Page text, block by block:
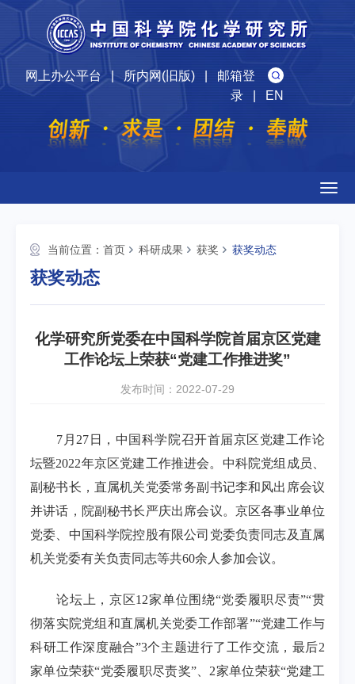
网上办公平台|所内网(旧版)| 邮箱登
录| EN
当前位置： 首页 科研成果 获奖 获奖动态
获奖动态
化学研究所党委在中国科学院首届京区党建
工作论坛上荣获“党建工作推进奖”
发布时间：2022-07-29
7月27日， 中国科学院召开首届京区党建工作论
坛暨2022年京区党建工作推进会。中科院党组成员、
副秘书长，直属机关党委常务副书记李和风出席会议
并讲话，院副秘书长严庆出席会议。京区各事业单位
党委、中国科学院控股有限公司党委负责同志及直属
机关党委有关负责同志等共60余人参加会议。
论坛上，京区12家单位围绕“党委履职尽责”“贯
彻落实院党组和直属机关党委工作部署”“党建工作与
科研工作深度融合”3个主题进行了 工作交流 ，最后2
家单位荣获“党委履职尽责奖”、 2家单位荣获“党建工